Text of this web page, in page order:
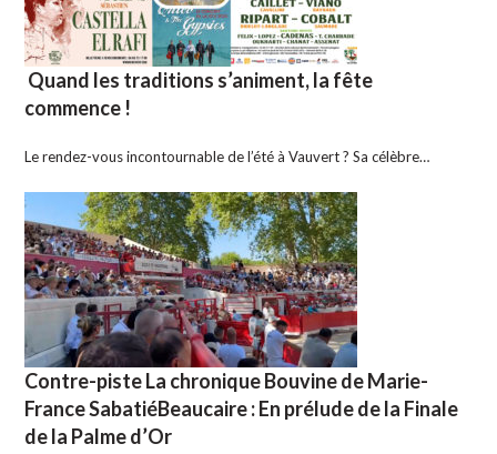
Quand les traditions s’animent, la fête
commence !
Le rendez-vous incontournable de l’été à Vauvert ? Sa célèbre…
Contre-piste La chronique Bouvine de Marie-
France SabatiéBeaucaire : En prélude de la Finale
de la Palme d’Or